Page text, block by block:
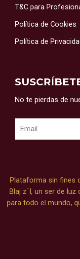
T&C para
Política de Cookies
Política de
No te pierdas de
Plataforma sin fines
Blaj z¨l, un ser de
para todo el mundo,